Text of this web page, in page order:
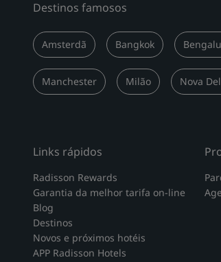
Destinos famosos
Amsterdã Bangkok
Manchester Milão Nova
Links rápidos
Radisson Rewards
Garantia da melhor tarifa on-line
Blog
Destinos
Novos e próximos hotéis
APP Radisson Hotels